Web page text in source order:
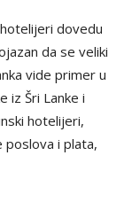
dovedu
da se veliki
vide primer u
iz Šri Lanke i
hotelijeri,
i plata,